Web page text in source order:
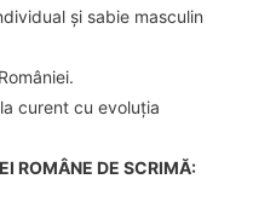
și sabie masculin
curent cu evoluția
ROMÂNE DE SCRIMĂ: